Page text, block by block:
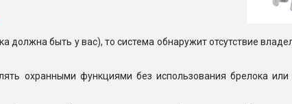
должна быть у вас), то система обнаружит отсутствие
охранными функциями без использования брелока